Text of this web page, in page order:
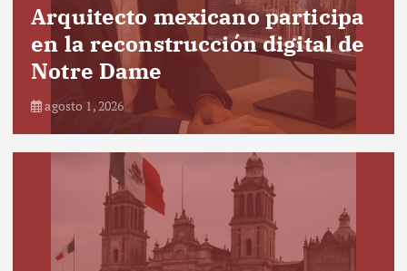
Arquitecto mexicano participa
en la reconstrucción digital de
Notre Dame
agosto 1, 2026